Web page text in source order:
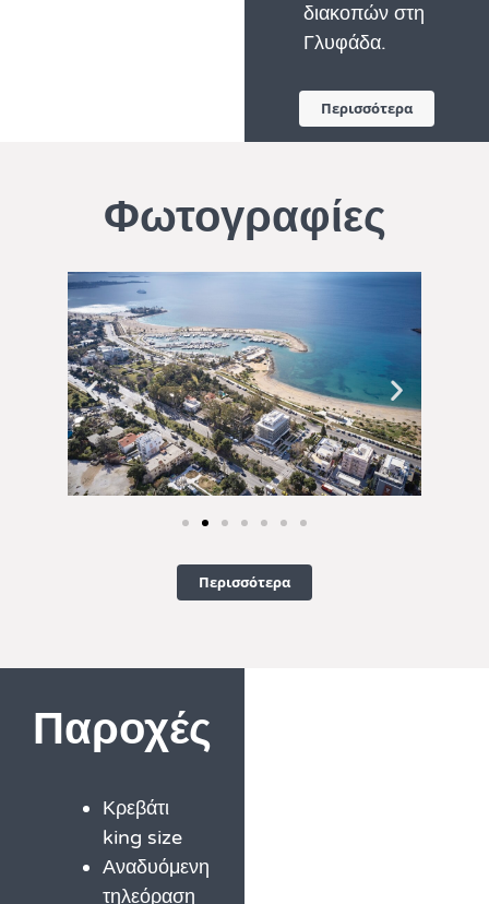
διακοπών στη
Γλυφάδα.
Περισσότερα
Φωτογραφίες
Περισσότερα
Παροχές
Κρεβάτι
king size
Αναδυόμενη
τηλεόραση